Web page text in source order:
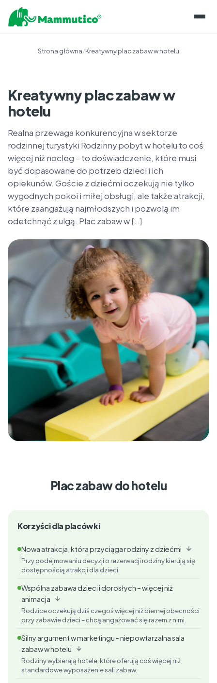
KONSERWACJA
GWARANCJE I CERTYFIKATY
ROZWÓJ KOMPETENCJI
OPINIE EKSPERTÓW
INFORMACJE
BLOG
BAZA WIEDZY
DLA EDUKATORÓW
SKLEP
KONTAKT
PL
EN
NAPISZ DO NAS
Strona główna/Kreatywny plac zabaw w hotelu
Kreatywny plac zabaw w
hotelu
Realna przewaga konkurencyjna w sektorze
rodzinnej turystyki Rodzinny pobyt w hotelu to coś
więcej niż nocleg – to doświadczenie, które musi
być dopasowane do potrzeb dzieci i ich
opiekunów. Goście z dziećmi oczekują nie tylko
wygodnych pokoi i miłej obsługi, ale także atrakcji,
które zaangażują najmłodszych i pozwolą im
odetchnąć z ulgą. Plac zabaw w […]
Plac zabaw do hotelu
Korzyści dla placówki
Nowa atrakcja, która przyciąga rodziny z dziećmi
Przy podejmowaniu decyzji o rezerwacji rodziny kierują się
dostępnością atrakcji dla dzieci.
Wspólna zabawa dzieci i dorosłych – więcej niż
animacja
Rodzice oczekują dziś czegoś więcej niż biernej obecności
przy zabawie dzieci – chcą angażować się razem z nimi.
Silny argument w marketingu - niepowtarzalna sala
zabaw w hotelu
Rodziny wybierają hotele, które oferują coś więcej niż
standardowe wyposażenie sali zabaw.